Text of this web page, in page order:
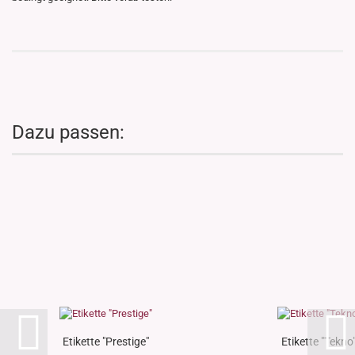
Dazu passen:
Etikette "Prestige" Etikette